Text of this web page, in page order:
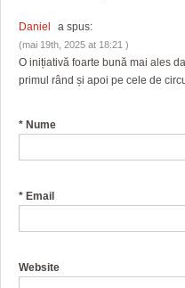
Daniel a spus:
(mai 19th, 2025 at 18:21 )
O inițiativă foarte bună mai ales
primul rând și apoi pe cele de
* Nume
* Email
Website